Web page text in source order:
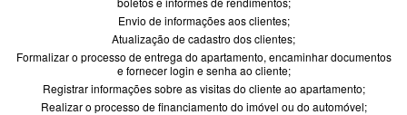
Envio de informações aos clientes;
Atualização de cadastro dos clientes;
Formalizar o processo de entrega do apartamento, encaminhar documentos
e fornecer login e senha ao cliente;
Registrar informações sobre as visitas do cliente ao apartamento;
Realizar o processo de financiamento do imóvel ou do automóvel;